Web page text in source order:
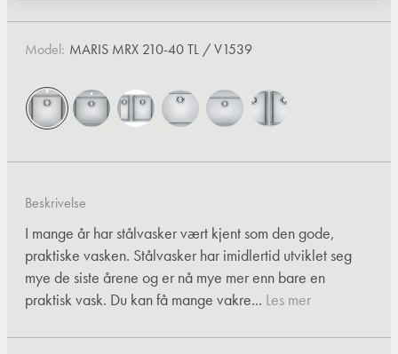
Model: MARIS MRX 210-40 TL / V1539
Beskrivelse
I mange år har stålvasker vært kjent som den gode,
praktiske vasken. Stålvasker har imidlertid utviklet seg
mye de siste årene og er nå mye mer enn bare en
praktisk vask. Du kan få mange vakre... Les mer